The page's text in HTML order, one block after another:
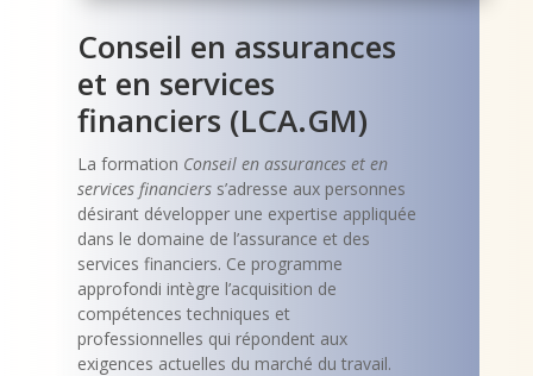
Conseil en assurances
et en services
financiers (LCA.GM)
La formation Conseil en assurances et en
services financierss’adresse aux personnes
désirant développer une expertise appliquée
dans le domaine de l’assurance et des
services financiers. Ce programme
approfondi intègre l’acquisition de
compétences techniques et
professionnelles qui répondent aux
exigences actuelles du marché du travail.